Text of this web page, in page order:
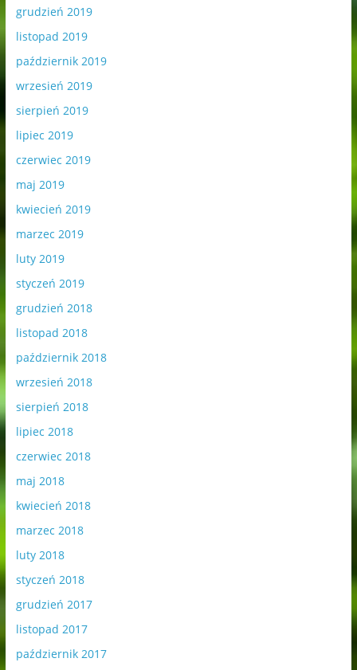
grudzień 2019
listopad 2019
październik 2019
wrzesień 2019
sierpień 2019
lipiec 2019
czerwiec 2019
maj 2019
kwiecień 2019
marzec 2019
luty 2019
styczeń 2019
grudzień 2018
listopad 2018
październik 2018
wrzesień 2018
sierpień 2018
lipiec 2018
czerwiec 2018
maj 2018
kwiecień 2018
marzec 2018
luty 2018
styczeń 2018
grudzień 2017
listopad 2017
październik 2017